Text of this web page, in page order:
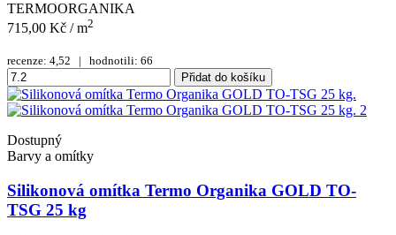
TERMOORGANIKA
715,00 Kč / m2
recenze: 4,52 | hodnotili: 66
Přidat do košíku
Dostupný
Barvy a omítky
Silikonová omítka Termo Organika GOLD TO-
TSG 25 kg